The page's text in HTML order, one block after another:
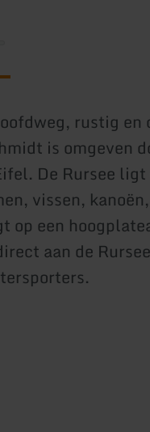
rustig
is omgeven
De Rursee
vissen,
een
aan de